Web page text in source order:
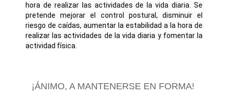
hora de realizar las actividades de la vida diaria. Se
pretende mejorar el control postural, disminuir el
riesgo de caídas, aumentar la estabilidad a la hora de
realizar las actividades de la vida diaria y fomentar la
actividad física.
¡ÁNIMO, A MANTENERSE EN FORMA!